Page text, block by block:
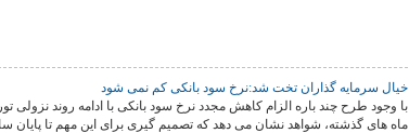
خیال سرمایه گذاران تخت شد:نرخ سود بانکی کم نمی شود
با وجود طرح چند باره الزام کاهش مجدد نرخ سود بانکی با ادامه روند نزولی
ماه های گذشته، شواهد نشان می دهد که تصمیم گیری برای این مهم تا پایان